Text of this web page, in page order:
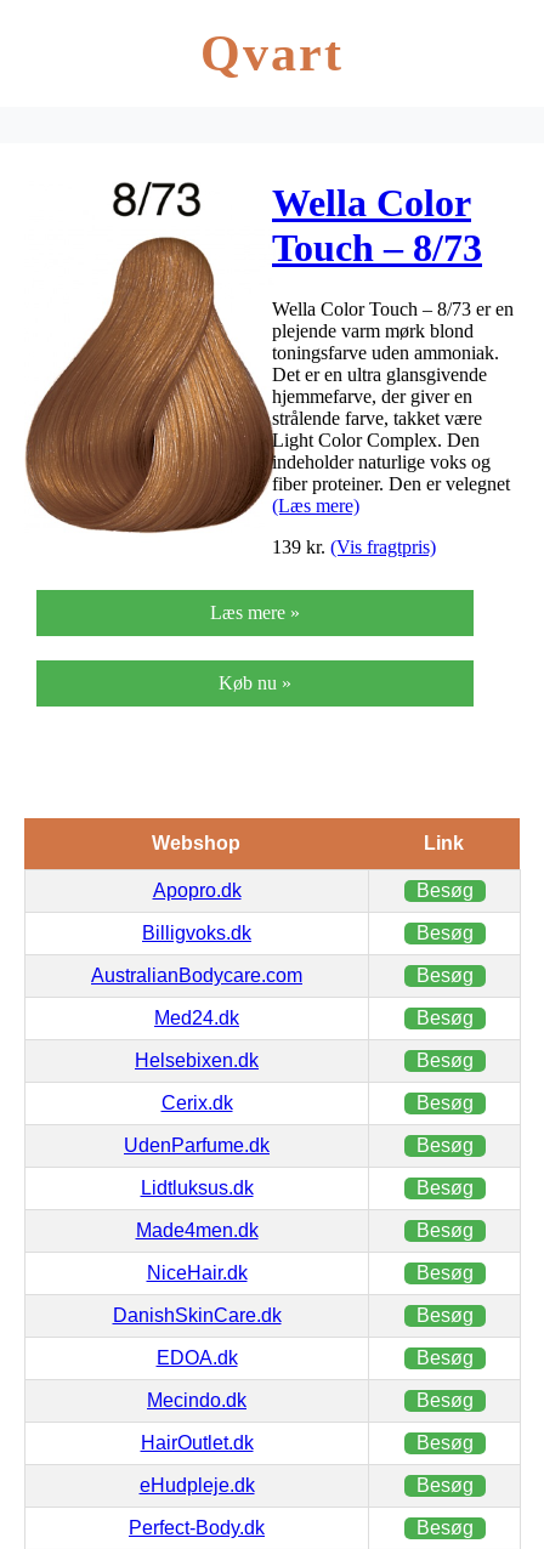
Qvart
Wella Color
Touch – 8/73
Warm Dark
Blond
Wella Color Touch – 8/73 er en
plejende varm mørk blond
toningsfarve uden ammoniak.
Det er en ultra glansgivende
hjemmefarve, der giver en
strålende farve, takket være
Light Color Complex. Den
indeholder naturlige voks og
fiber proteiner. Den er velegnet
(Læs mere)
139 kr. (Vis fragtpris)
Læs mere »
Køb nu »
Webshop Link
Apopro.dk Besøg
Billigvoks.dk Besøg
AustralianBodycare.com Besøg
Med24.dk Besøg
Helsebixen.dk Besøg
Cerix.dk Besøg
UdenParfume.dk Besøg
Lidtluksus.dk Besøg
Made4men.dk Besøg
NiceHair.dk Besøg
DanishSkinCare.dk Besøg
EDOA.dk Besøg
Mecindo.dk Besøg
HairOutlet.dk Besøg
eHudpleje.dk Besøg
Perfect-Body.dk Besøg